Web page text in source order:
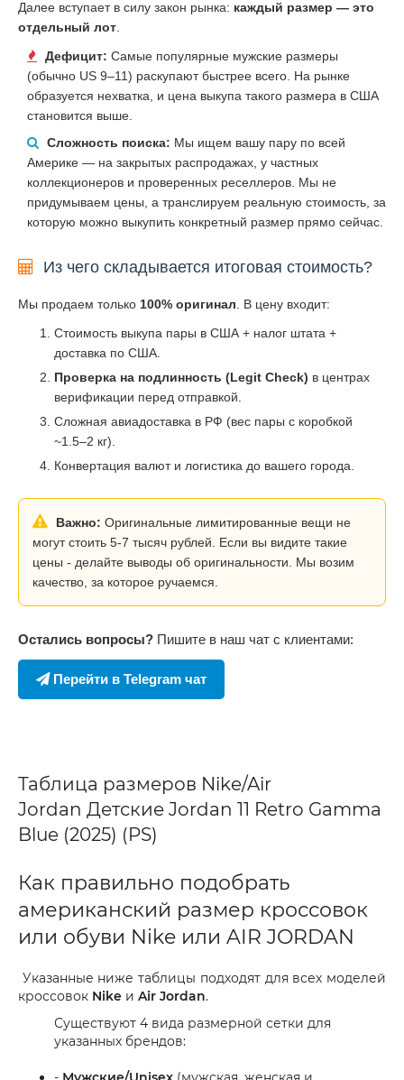
Далее вступает в силу закон рынка: каждый размер — это
отдельный лот
Дефицит: Самые популярные мужские размеры
(обычно US 9–11) раскупают быстрее всего. На рынке
образуется нехватка, и цена выкупа такого размера в США
становится выше.
Сложность поиска: Мы ищем вашу пару по всей
Америке — на закрытых распродажах, у частных
коллекционеров и проверенных реселлеров. Мы не
придумываем цены, а транслируем реальную стоимость, за
которую можно выкупить конкретный размер прямо сейчас.
Из чего складывается итоговая стоимость?
Мы продаем только 100% оригинал . В цену входит:
Стоимость выкупа пары в США + налог штата +
доставка по США.
Проверка на подлинность (Legit Check) в центрах
верификации перед отправкой.
Сложная авиадоставка в РФ (вес пары с коробкой
~1.5–2 кг).
Конвертация валют и логистика до вашего города.
Важно: Оригинальные лимитированные вещи не
могут стоить 5-7 тысяч рублей. Если вы видите такие
цены - делайте выводы об оригинальности. Мы возим
качество, за которое ручаемся.
Остались вопросы? Пишите в наш чат с клиентами:
Перейти в Telegram чат
Таблица размеров Nike/Air
Jordan Детские Jordan 11 Retro Gamma
Blue (2025) (PS)
Как правильно подобрать
американский размер кроссовок
или обуви Nike или AIR JORDAN
Указанные ниже таблицы подходят для всех моделей
кроссовок Nike и Air Jordan.
Существуют 4 вида размерной сетки для
указанных брендов: